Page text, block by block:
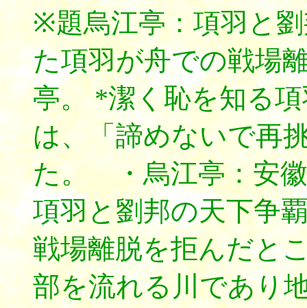
※題烏江亭：項羽と
た項羽が舟での戦場
亭。 *潔く恥を知る
は、「諦めないで再
た。 ・烏江亭：安
項羽と劉邦の天下争
戦場離脱を拒んだと
部を流れる川であり